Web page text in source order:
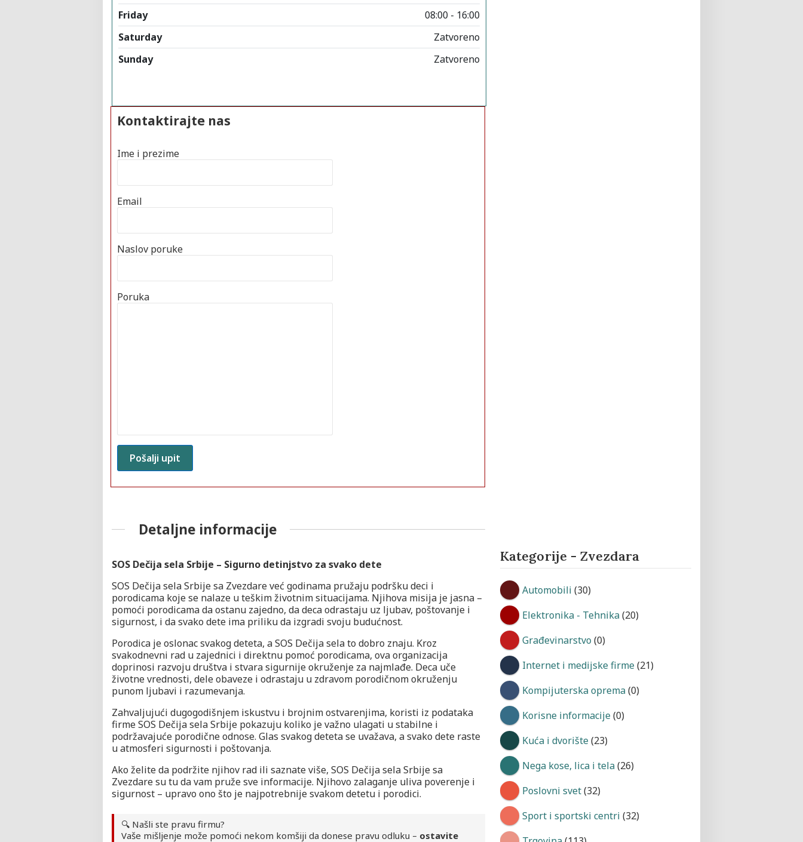
Friday
08:00 - 16:00
Saturday
Zatvoreno
Sunday
Zatvoreno
Kontaktirajte nas
Ime i prezime
Email
Naslov poruke
Poruka
Detaljne informacije
SOS Dečija sela Srbije – Sigurno detinjstvo za svako dete
SOS Dečija sela Srbije sa Zvezdare već godinama pružaju podršku deci i
porodicama koje se nalaze u teškim životnim situacijama. Njihova misija je jasna –
pomoći porodicama da ostanu zajedno, da deca odrastaju uz ljubav, poštovanje i
sigurnost, i da svako dete ima priliku da izgradi svoju budućnost.
Porodica je oslonac svakog deteta, a SOS Dečija sela to dobro znaju. Kroz
svakodnevni rad u zajednici i direktnu pomoć porodicama, ova organizacija
doprinosi razvoju društva i stvara sigurnije okruženje za najmlađe. Deca uče
životne vrednosti, dele obaveze i odrastaju u zdravom porodičnom okruženju
punom ljubavi i razumevanja.
Zahvaljujući dugogodišnjem iskustvu i brojnim ostvarenjima, koristi iz podataka
firme SOS Dečija sela Srbije pokazuju koliko je važno ulagati u stabilne i
podržavajuće porodične odnose. Glas svakog deteta se uvažava, a svako dete raste
u atmosferi sigurnosti i poštovanja.
Ako želite da podržite njihov rad ili saznate više, SOS Dečija sela Srbije sa
Zvezdare su tu da vam pruže sve informacije. Njihovo zalaganje uliva poverenje i
sigurnost – upravo ono što je najpotrebnije svakom detetu i porodici.
🔍 Našli ste pravu firmu?
Vaše mišljenje može pomoći nekom komšiji da donese pravu odluku – ostavite
Kategorije - Zvezdara
Automobili (30)
Elektronika - Tehnika(20)
Građevinarstvo (0)
Internet i medijske firme(21)
Kompijuterska oprema(0)
Korisne informacije(0)
Kuća i dvorište(23)
Nega kose, lica i tela(26)
Poslovni svet(32)
Sport i sportski centri (32)